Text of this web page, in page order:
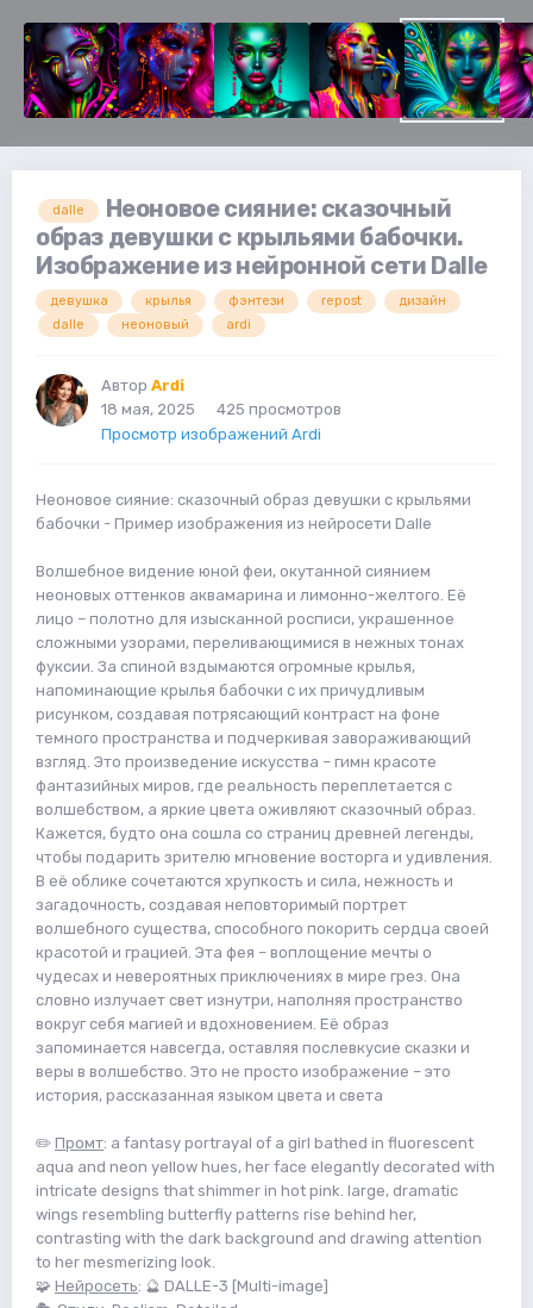
dalle
Неоновое сияние: сказочный
образ девушки с крыльями бабочки.
Изображение из нейронной сети Dalle
девушка крылья фэнтези repost
дизайн
dalle
неоновый ardi
Автор Ardi
18 мая, 2025
425 просмотров
Просмотр изображений Ardi
Неоновое сияние: сказочный образ девушки с крыльями
бабочки - Пример изображения из нейросети Dalle
Волшебное видение юной феи, окутанной сиянием
неоновых оттенков аквамарина и лимонно-желтого. Её
лицо – полотно для изысканной росписи, украшенное
сложными узорами, переливающимися в нежных тонах
фуксии. За спиной вздымаются огромные крылья,
напоминающие крылья бабочки с их причудливым
рисунком, создавая потрясающий контраст на фоне
темного пространства и подчеркивая завораживающий
взгляд. Это произведение искусства – гимн красоте
фантазийных миров, где реальность переплетается с
волшебством, а яркие цвета оживляют сказочный образ.
Кажется, будто она сошла со страниц древней легенды,
чтобы подарить зрителю мгновение восторга и удивления.
В её облике сочетаются хрупкость и сила, нежность и
загадочность, создавая неповторимый портрет
волшебного существа, способного покорить сердца своей
красотой и грацией. Эта фея – воплощение мечты о
чудесах и невероятных приключениях в мире грез. Она
словно излучает свет изнутри, наполняя пространство
вокруг себя магией и вдохновением. Её образ
запоминается навсегда, оставляя послевкусие сказки и
веры в волшебство. Это не просто изображение – это
история, рассказанная языком цвета и света
✏️ Промт: a fantasy portrayal of a girl bathed in fluorescent
aqua and neon yellow hues, her face elegantly decorated with
intricate designs that shimmer in hot pink. large, dramatic
wings resembling butterfly patterns rise behind her,
contrasting with the dark background and drawing attention
to her mesmerizing look.
🧩 Нейросеть: 🔮 DALLE-3 [Multi-image]